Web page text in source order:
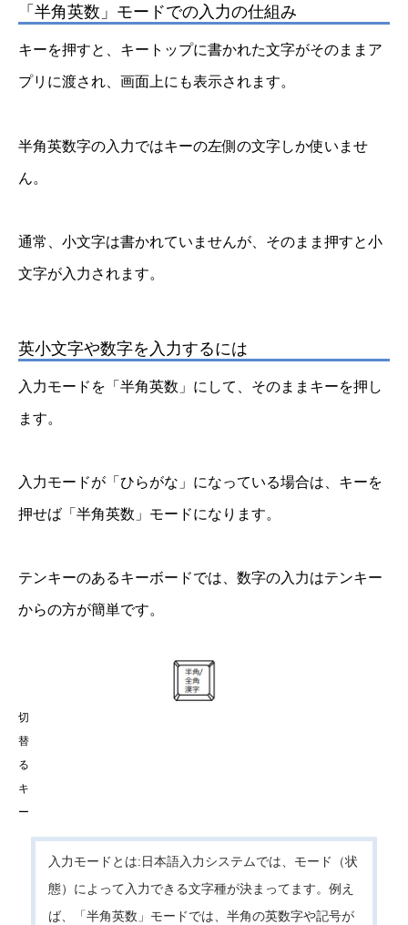
「半角英数」モードでの入力の仕組み
キーを押すと、キートップに書かれた文字がそのままア
プリに渡され、画面上にも表示されます。
半角英数字の入力ではキーの左側の文字しか使いませ
ん。
通常、小文字は書かれていませんが、そのまま押すと小
文字が入力されます。
英小文字や数字を入力するには
入力モードを「半角英数」にして、そのままキーを押し
ます。
入力モードが「ひらがな」になっている場合は、キーを
押せば「半角英数」モードになります。
テンキーのあるキーボードでは、数字の入力はテンキー
からの方が簡単です。
切
替
る
キ
ー
入力モードとは:日本語入力システムでは、モード（状
態）によって入力できる文字種が決まってます。例え
ば、「半角英数」モードでは、半角の英数字や記号が